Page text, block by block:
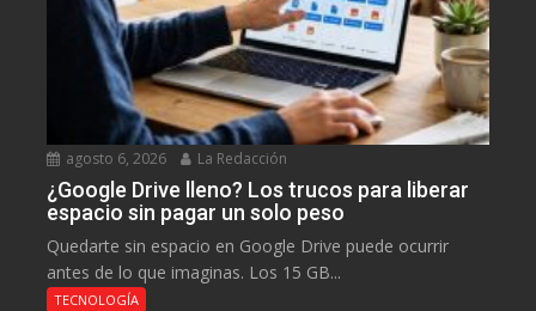
agosto 6, 2026 La Redacción
¿Google Drive lleno? Los trucos para liberar
espacio sin pagar un solo peso
Quedarte sin espacio en Google Drive puede ocurrir
antes de lo que imaginas. Los 15 GB...
TECNOLOGÍA